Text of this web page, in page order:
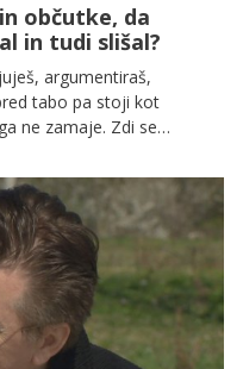
občutke, da
in tudi slišal?
argumentiraš,
tabo pa stoji kot
ne zamaje. Zdi se
da se trudimo,
ušesa.